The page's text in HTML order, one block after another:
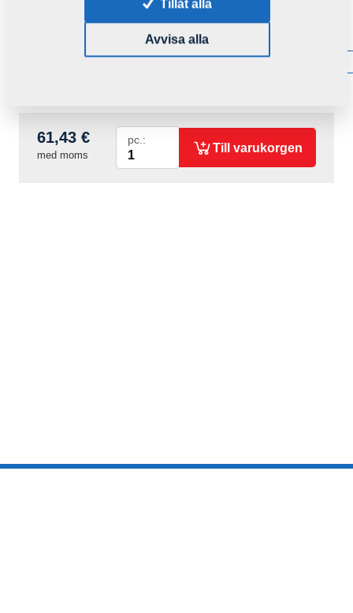
Produktkod: r00062
Tillgänglighet: Få information om tillgänglighet
61,43 €
med moms
pc.: Till varukorgen
Tillåt alla
Avvisa alla